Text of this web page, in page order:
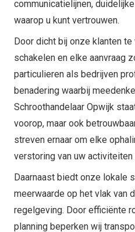
communicatielijnen,
waarop u kunt vertrouwen.
Door dicht bij onze klanten
schakelen en elke aanvraag
particulieren als bedrijven
benadering waarbij
Schroothandelaar Opwijk
voorop, maar ook
streven ernaar om elke
verstoring van uw activiteiten
Daarnaast biedt onze lokale
meerwaarde op het vlak van
regelgeving. Door efficiënte
planning beperken wij